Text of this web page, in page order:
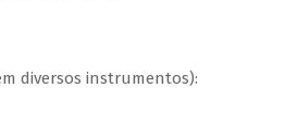
diversos instrumentos):